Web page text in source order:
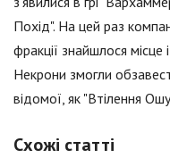
Похід". На цей раз
фракції знайшлося
Некрони змогли
відомої, як "Втілення
Схожі статті